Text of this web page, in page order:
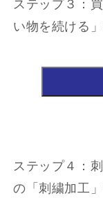
ステップ３：
い物を続ける
ステップ４：
の「刺繍加工